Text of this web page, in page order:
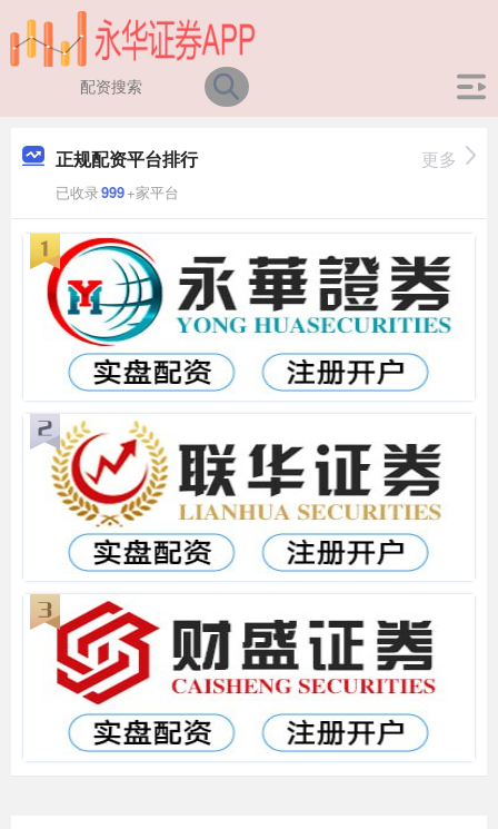
正规配资平台排行
已收录999+家平台
更多